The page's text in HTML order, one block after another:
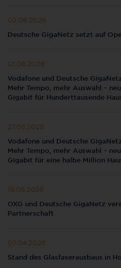
02.06.2026
Deutsche GigaNetz setzt auf
01.06.2026
Vodafone und Deutsche
Mehr Tempo, mehr Auswahl –
Gigabit für Hunderttausende
27.05.2026
Vodafone und Deutsche
Mehr Tempo, mehr Auswahl –
Gigabit für eine halbe Million
19.05.2026
OXG und Deutsche GigaNetz
Partnerschaft
07.04.2026
Stand des Glasfaserausbaus in